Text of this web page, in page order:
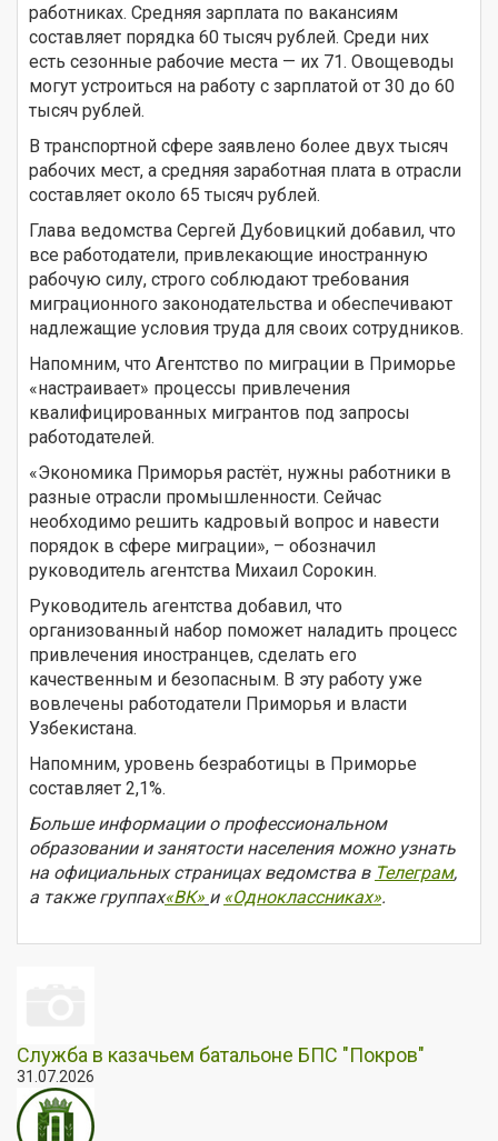
работниках. Средняя зарплата по вакансиям
составляет порядка 60 тысяч рублей. Среди них
есть сезонные рабочие места — их 71. Овощеводы
могут устроиться на работу с зарплатой от 30 до 60
тысяч рублей.
В транспортной сфере заявлено более двух тысяч
рабочих мест, а средняя заработная плата в отрасли
составляет около 65 тысяч рублей.
Глава ведомства Сергей Дубовицкий добавил, что
все работодатели, привлекающие иностранную
рабочую силу, строго соблюдают требования
миграционного законодательства и обеспечивают
надлежащие условия труда для своих сотрудников.
Напомним, что Агентство по миграции в Приморье
«настраивает» процессы привлечения
квалифицированных мигрантов под запросы
работодателей.
«Экономика Приморья растёт, нужны работники в
разные отрасли промышленности. Сейчас
необходимо решить кадровый вопрос и навести
порядок в сфере миграции», – обозначил
руководитель агентства Михаил Сорокин.
Руководитель агентства добавил, что
организованный набор поможет наладить процесс
привлечения иностранцев, сделать его
качественным и безопасным. В эту работу уже
вовлечены работодатели Приморья и власти
Узбекистана.
Напомним, уровень безработицы в Приморье
составляет 2,1%.
Больше информации о профессиональном
образовании и занятости населения можно узнать
на официальных страницах ведомства в Телеграм,
а также группах«ВК» и «Одноклассниках».
Служба в казачьем батальоне БПС "Покров"
31.07.2026